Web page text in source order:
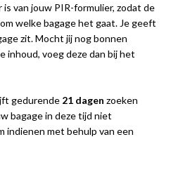
van jouw PIR-formulier, zodat de
welke bagage het gaat. Je geeft
zit. Mocht jij nog bonnen
inhoud, voeg deze dan bij het
gedurende 21 dagen zoeken
bagage in deze tijd niet
indienen met behulp van een